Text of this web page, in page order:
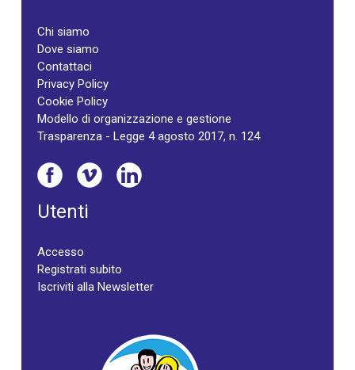
Chi siamo
Dove siamo
Contattaci
Privacy Policy
Cookie Policy
Modello di organizzazione e gestione
Trasparenza - Legge 4 agosto 2017, n. 124
Utenti
Accesso
Registrati subito
Iscriviti alla Newsletter